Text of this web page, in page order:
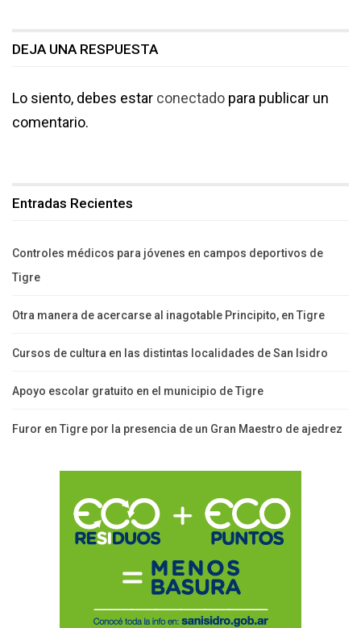
DEJA UNA RESPUESTA
Lo siento, debes estar conectado para publicar un
comentario.
Entradas Recientes
Controles médicos para jóvenes en campos deportivos de
Tigre
Otra manera de acercarse al inagotable Principito, en Tigre
Cursos de cultura en las distintas localidades de San Isidro
Apoyo escolar gratuito en el municipio de Tigre
Furor en Tigre por la presencia de un Gran Maestro de ajedrez